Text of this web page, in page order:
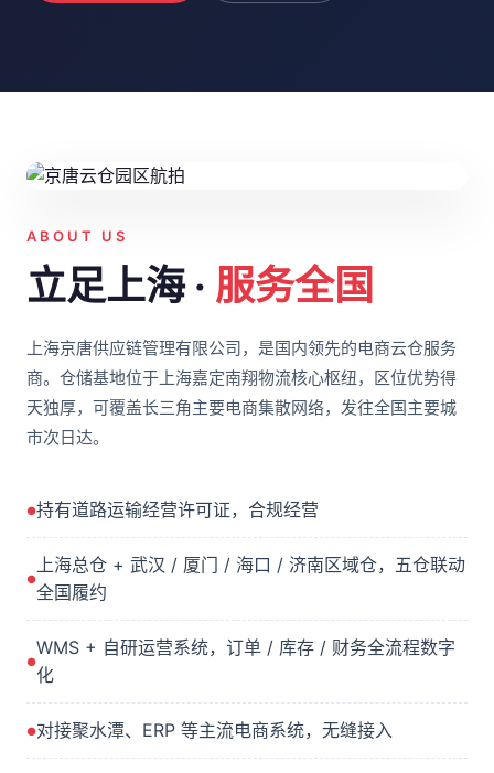
ABOUT US
立足上海 · 服务全国
上海京唐供应链管理有限公司，是国内领先的电商云仓服务
商。仓储基地位于上海嘉定南翔物流核心枢纽，区位优势得
天独厚，可覆盖长三角主要电商集散网络，发往全国主要城
市次日达。
持有道路运输经营许可证，合规经营
上海总仓 + 武汉 / 厦门 / 海口 / 济南区域仓，五仓联动
全国履约
WMS + 自研运营系统，订单 / 库存 / 财务全流程数字
化
对接聚水潭、ERP 等主流电商系统，无缝接入